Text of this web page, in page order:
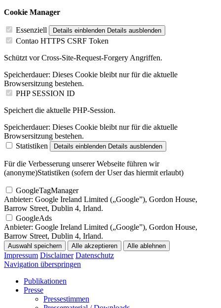
Cookie Manager
Essenziell Details einblenden Details ausblenden
Contao HTTPS CSRF Token
Schützt vor Cross-Site-Request-Forgery Angriffen.
Speicherdauer: Dieses Cookie bleibt nur für die aktuelle
Browsersitzung bestehen.
PHP SESSION ID
Speichert die aktuelle PHP-Session.
Speicherdauer: Dieses Cookie bleibt nur für die aktuelle
Browsersitzung bestehen.
Statistiken
Details einblenden Details ausblenden
Für die Verbesserung unserer Webseite führen wir
(anonyme)Statistiken (sofern der User das hiermit erlaubt)
GoogleTagManager
Anbieter: Google Ireland Limited („Google”), Gordon House,
Barrow Street, Dublin 4, Irland.
GoogleAds
Anbieter: Google Ireland Limited („Google”), Gordon House,
Barrow Street, Dublin 4, Irland.
Auswahl speichern Alle akzeptieren Alle ablehnen
Impressum Disclaimer Datenschutz
Navigation überspringen
Publikationen
Presse
Pressestimmen